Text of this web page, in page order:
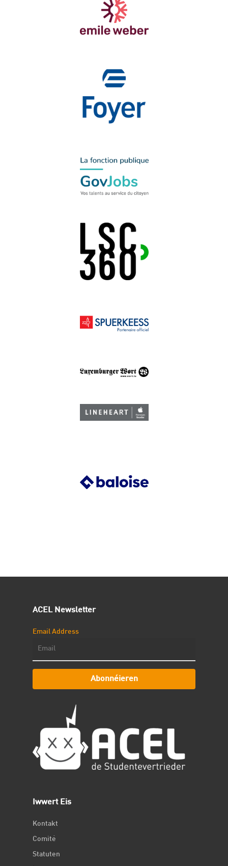
ACEL Newsletter
Email Address
Abonnéieren
Iwwert Eis
Kontakt
Comité
Statuten